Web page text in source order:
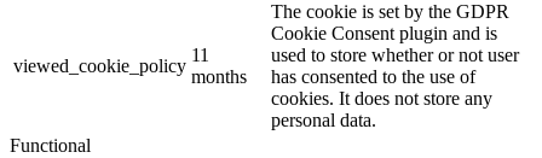
viewed_cookie_policy
11
months
The cookie is set by the GDPR
Cookie Consent plugin and is
used to store whether or not user
has consented to the use of
cookies. It does not store any
personal data.
Functional